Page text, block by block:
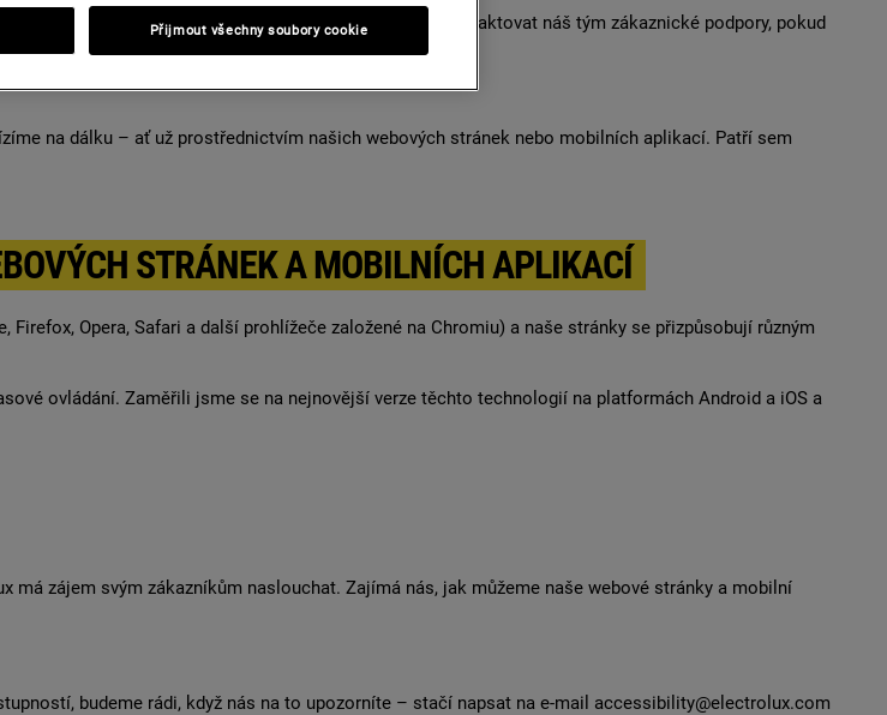
abychom je mohli vyřešit. Dozvíte se tu i to, jak kontaktovat náš tým zákaznické podpory, pokud
na dálku – ať už prostřednictvím našich webových stránek nebo mobilních aplikací. Patří sem
STRÁNEK A MOBILNÍCH APLIKACÍ
Opera, Safari a další prohlížeče založené na Chromiu) a naše stránky se přizpůsobují různým
ovládání. Zaměřili jsme se na nejnovější verze těchto technologií na platformách Android a iOS a
zájem svým zákazníkům naslouchat. Zajímá nás, jak můžeme naše webové stránky a mobilní
budeme rádi, když nás na to upozorníte – stačí napsat na e-mail accessibility@electrolux.com
Přijmout všechny soubory cookie